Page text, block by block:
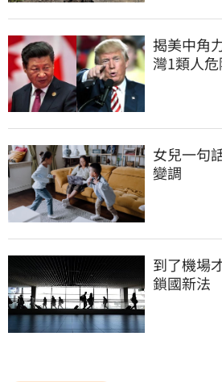
揭美中角
灣1類人
女兒一句
變調
到了機場
鎖國新法